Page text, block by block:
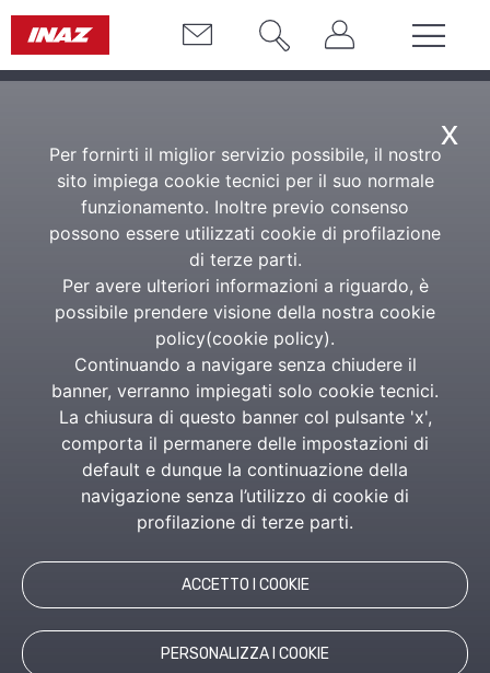
x
Per fornirti il miglior servizio possibile, il nostro
sito impiega cookie tecnici per il suo normale
funzionamento. Inoltre previo consenso
possono essere utilizzati cookie di profilazione
di terze parti.
Per avere ulteriori informazioni a riguardo, è
possibile prendere visione della nostra cookie
policy(cookie policy).
Continuando a navigare senza chiudere il
banner, verranno impiegati solo cookie tecnici.
La chiusura di questo banner col pulsante 'x',
comporta il permanere delle impostazioni di
default e dunque la continuazione della
navigazione senza l’utilizzo di cookie di
profilazione di terze parti.
ACCETTO I COOKIE
PERSONALIZZA I COOKIE